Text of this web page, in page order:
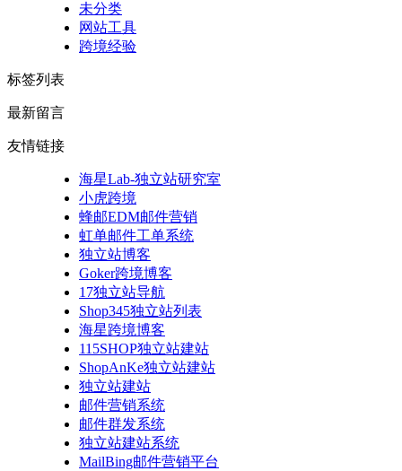
未分类
网站工具
跨境经验
标签列表
最新留言
友情链接
海星Lab-独立站研究室
小虎跨境
蜂邮EDM邮件营销
虹单邮件工单系统
独立站博客
Goker跨境博客
17独立站导航
Shop345独立站列表
海星跨境博客
115SHOP独立站建站
ShopAnKe独立站建站
独立站建站
邮件营销系统
邮件群发系统
独立站建站系统
MailBing邮件营销平台